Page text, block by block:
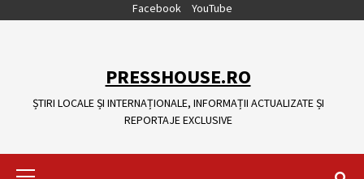
Facebook YouTube
PRESSHOUSE.RO
ȘTIRI LOCALE ȘI INTERNAȚIONALE, INFORMAȚII ACTUALIZATE ȘI
REPORTAJE EXCLUSIVE